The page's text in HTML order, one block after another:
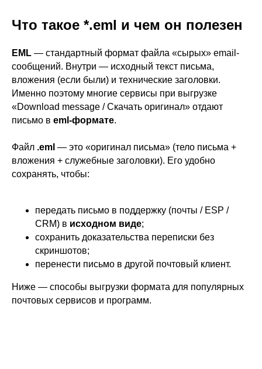
Что такое *.eml и чем он полезен
EML — стандартный формат файла «сырых» email-
сообщений. Внутри — исходный текст письма,
вложения (если были) и технические заголовки.
Именно поэтому многие сервисы при выгрузке
«Download message / Скачать оригинал» отдают
письмо в eml-формате.
Файл .eml — это «оригинал письма» (тело письма +
вложения + служебные заголовки). Его удобно
сохранять, чтобы:
передать письмо в поддержку (почты / ESP /
CRM) в исходном виде;
сохранить доказательства переписки без
скриншотов;
перенести письмо в другой почтовый клиент.
Ниже — способы выгрузки формата для популярных
почтовых сервисов и программ.